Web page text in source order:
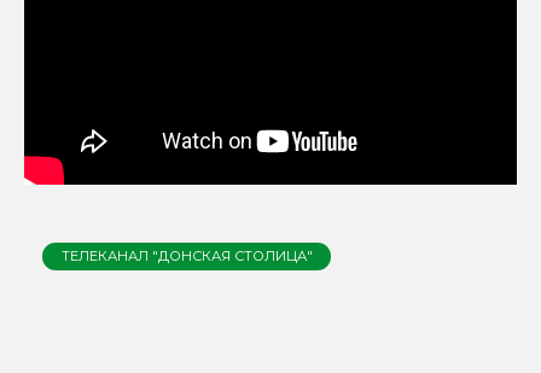
ТЕЛЕКАНАЛ "ДОНСКАЯ СТОЛИЦА"